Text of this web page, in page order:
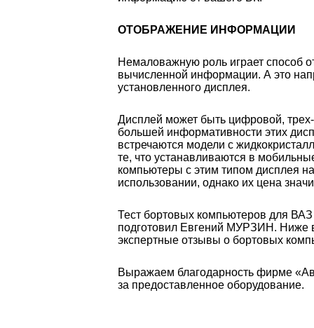
ОТОБРАЖЕНИЕ ИНФОРМАЦИИ
Немаловажную роль играет способ
вычисленной информации. А это
установленного дисплея.
Дисплей может быть цифровой,
большей информативности этих
встречаются модели с
те, что устанавливаются в
компьютеры с этим типом дисплея
использовании, однако их цена
Тест бортовых компьютеров для
подготовил Евгений МУРЗИН. Ниже
экспертные отзывы о бортовых
Выражаем благодарность фирме
за предоставленное оборудование.